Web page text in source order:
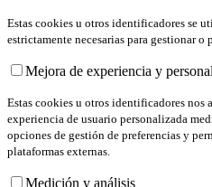
Estas cookies u otros identificadores se
estrictamente necesarias para gestionar o
Mejora de experiencia y
Estas cookies u otros identificadores nos
experiencia de usuario personalizada
opciones de gestión de preferencias y
plataformas externas.
Medición y análisis